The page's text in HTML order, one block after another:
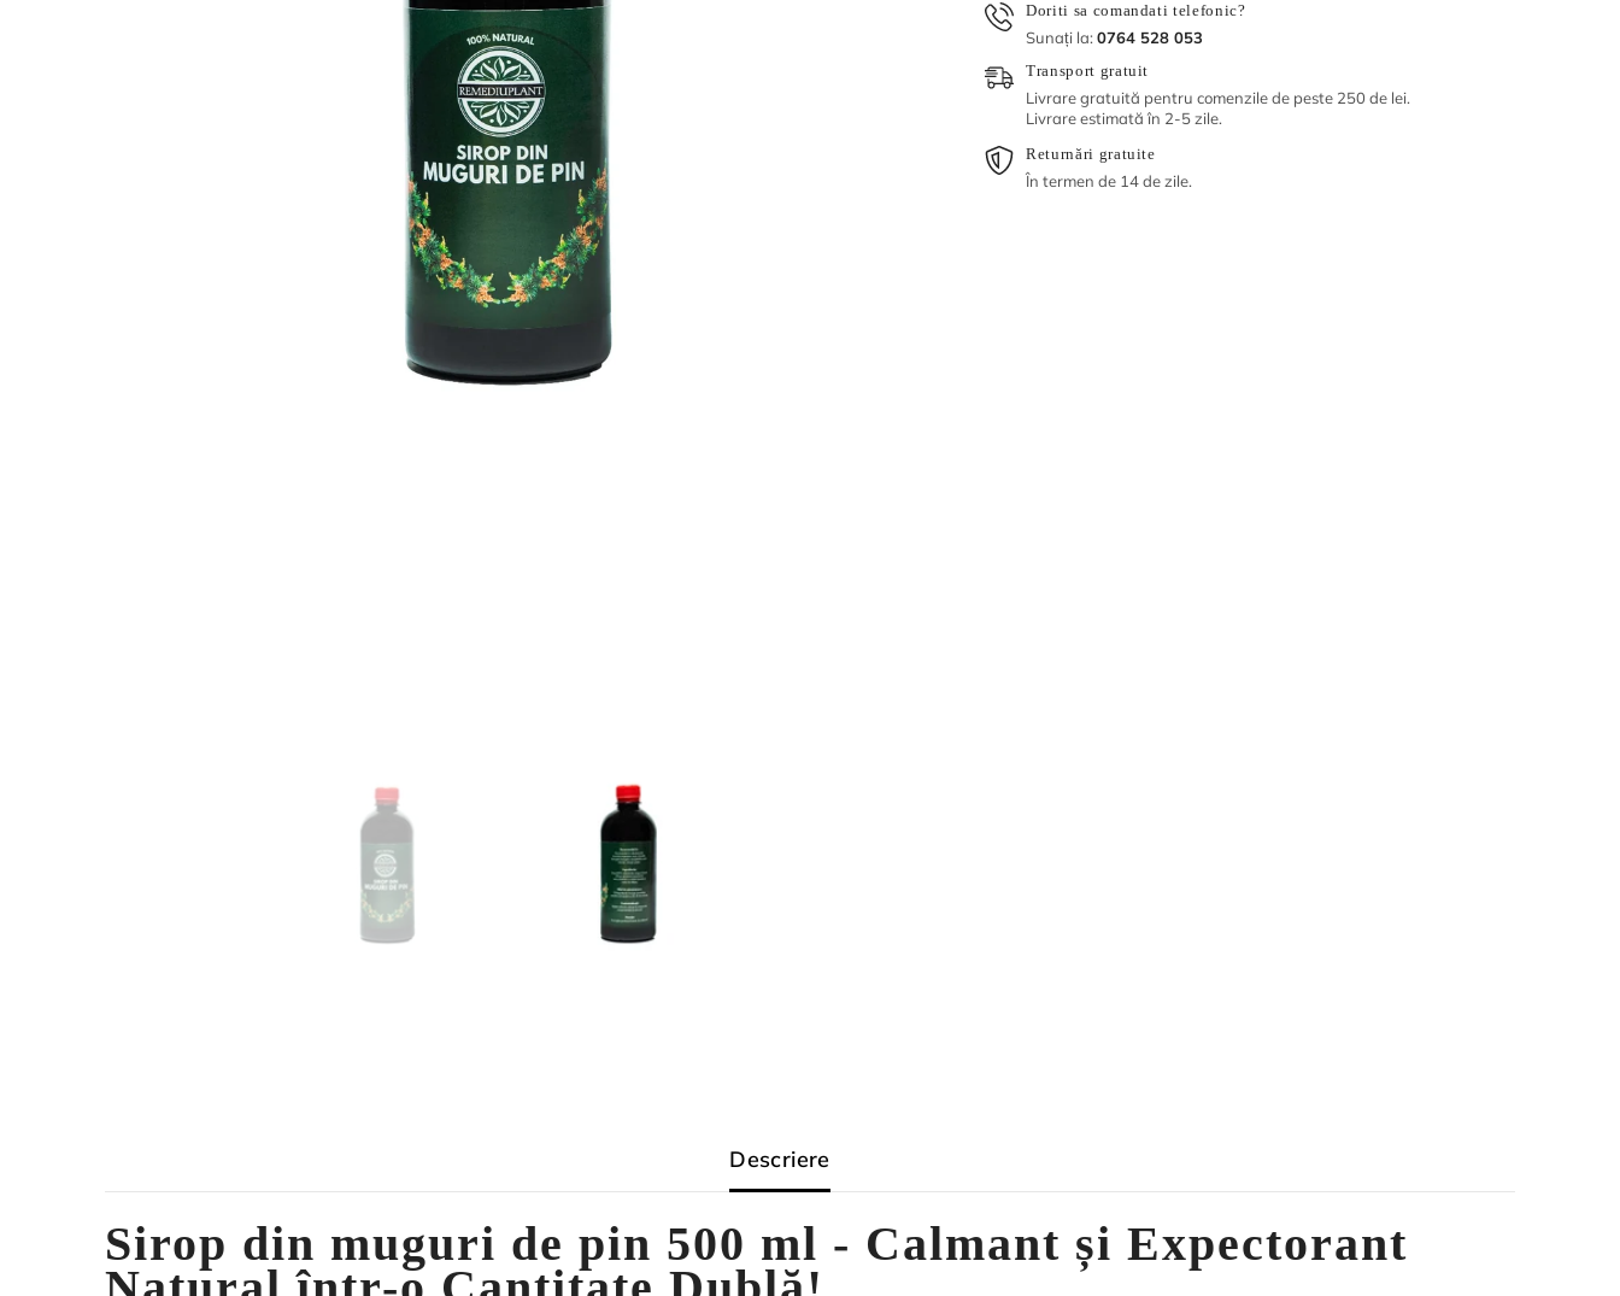
pin
500
pin
500
ml
Doriti sa comandati telefonic?
Sunați la:0764 528 053
Transport gratuit
Livrare gratuită pentru comenzile de peste 250 de lei.
Livrare estimată în 2-5 zile.
Returnări gratuite
În termen de 14 de zile.
Descriere
Sirop din muguri de pin 500 ml - Calmant și Expectorant